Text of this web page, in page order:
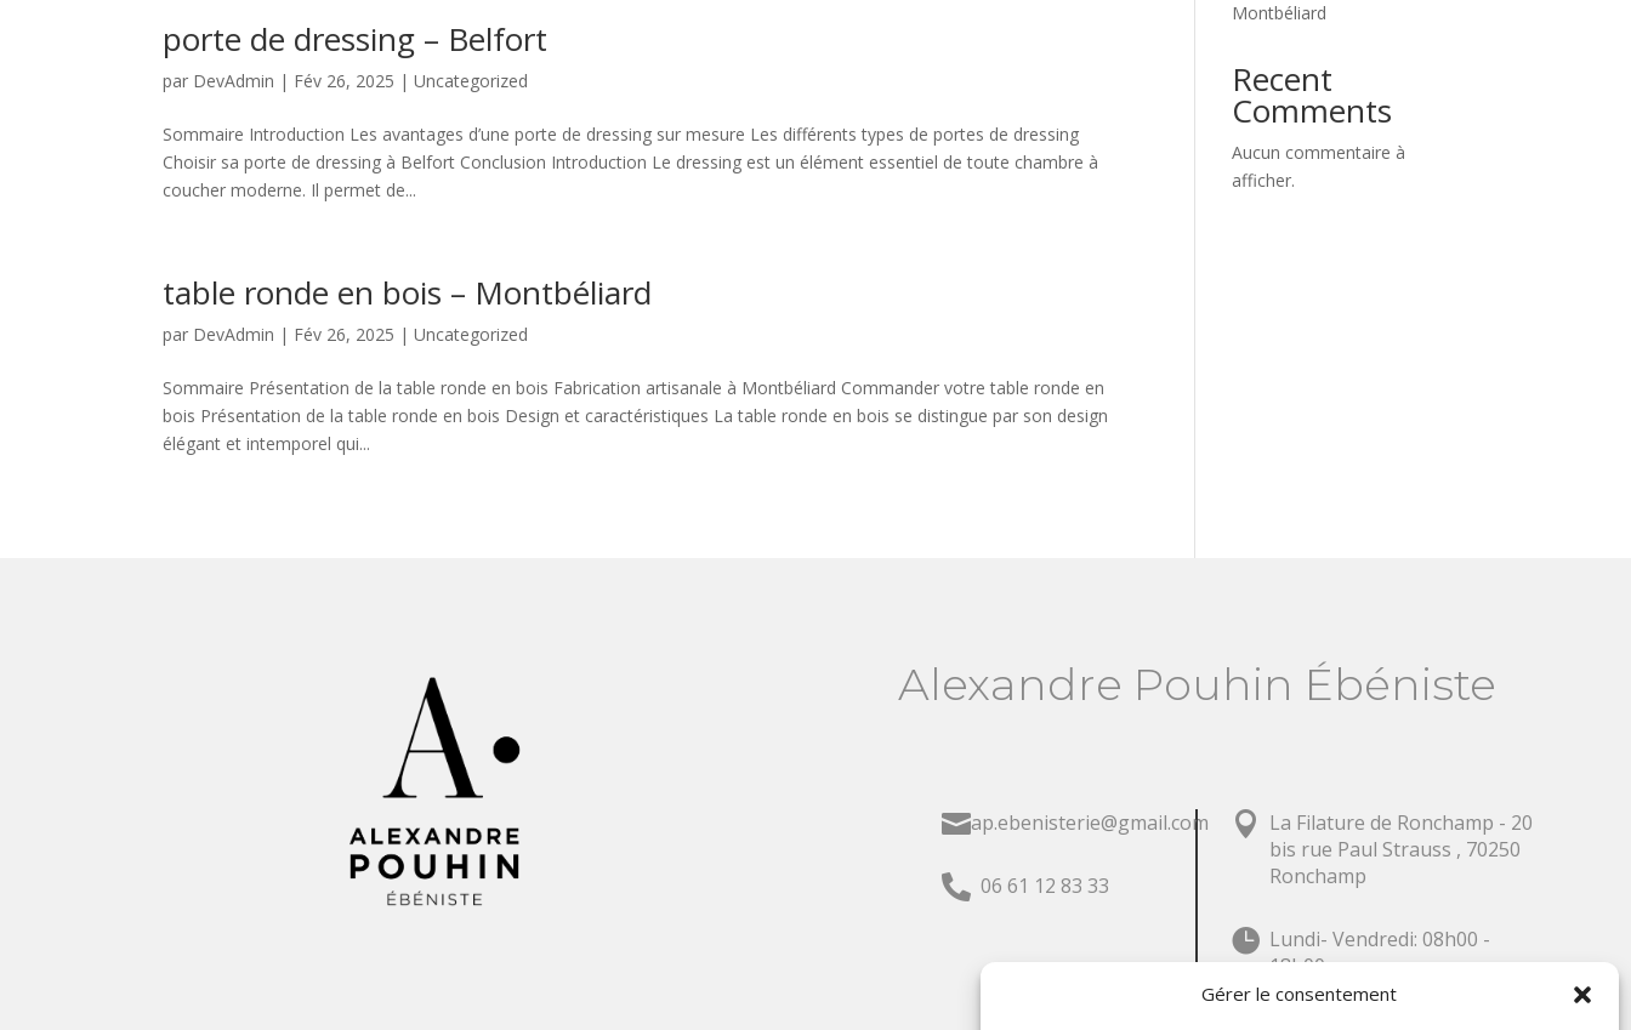
Gérer le consentement
porte de dressing – Belfort
par DevAdmin | Fév 26, 2025 |Uncategorized
Sommaire Introduction Les avantages d’une porte de dressing sur mesure Les différents types de portes de dressing
Choisir sa porte de dressing à Belfort Conclusion Introduction Le dressing est un élément essentiel de toute chambre à
coucher moderne. Il permet de...
table ronde en bois – Montbéliard
par DevAdmin | Fév 26, 2025 |Uncategorized
Sommaire Présentation de la table ronde en bois Fabrication artisanale à Montbéliard Commander votre table ronde en
bois Présentation de la table ronde en bois Design et caractéristiques La table ronde en bois se distingue par son design
élégant et intemporel qui...
Montbéliard
Recent
Comments
Aucun commentaire à
afficher.
Alexandre Pouhin Ébéniste
ap.ebenisterie@gmail.com
 06 61 12 83 33
 La Filature de Ronchamp - 20
bis rue Paul Strauss , 70250
Ronchamp
 Lundi- Vendredi: 08h00 -
18h00